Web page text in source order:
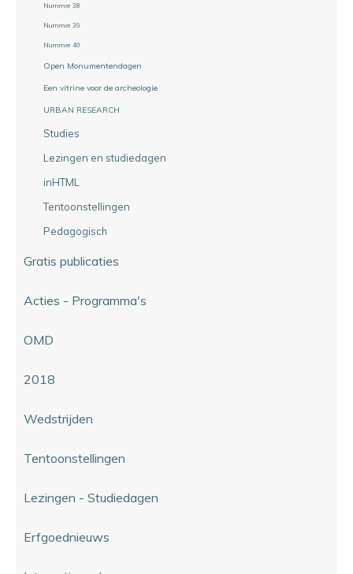
Nummer 38
Nummer 39
Nummer 40
Open Monumentendagen
Een vitrine voor de archeologie
URBAN RESEARCH
Studies
Lezingen en studiedagen
inHTML
Tentoonstellingen
Pedagogisch
Gratis publicaties
Acties - Programma's
OMD
2018
Wedstrijden
Tentoonstellingen
Lezingen - Studiedagen
Erfgoednieuws